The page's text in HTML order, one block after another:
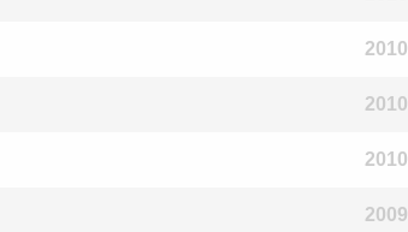
2010
2010
2010
2009